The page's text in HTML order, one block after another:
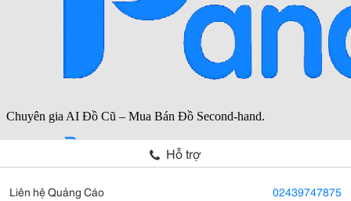
Hỗ trợ
Liên hệ Quảng Cáo 02439747875